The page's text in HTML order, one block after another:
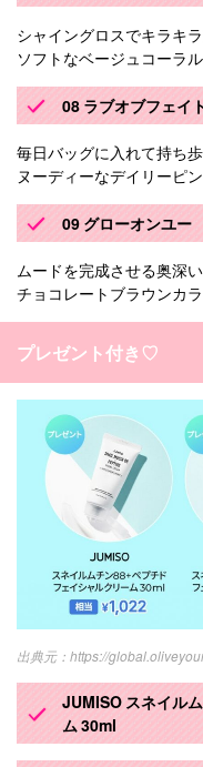
シャイングロスでキラキラ
ソフトなベージュコーラ
08 ラブオブフェイ
毎日バッグに入れて持ち
ヌーディーなデイリーピ
09 グローオンユー
ムードを完成させる奥深い
チョコレートブラウンカ
プレゼント付き♡
https://
JUMISO スネイル
ム 30ml